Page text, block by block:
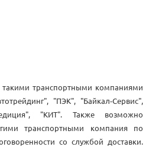
транспортными компаниями
"ПЭК", "Байкал-Сервис",
"КИТ". Также возможно
транспортными компания по
со службой доставки.